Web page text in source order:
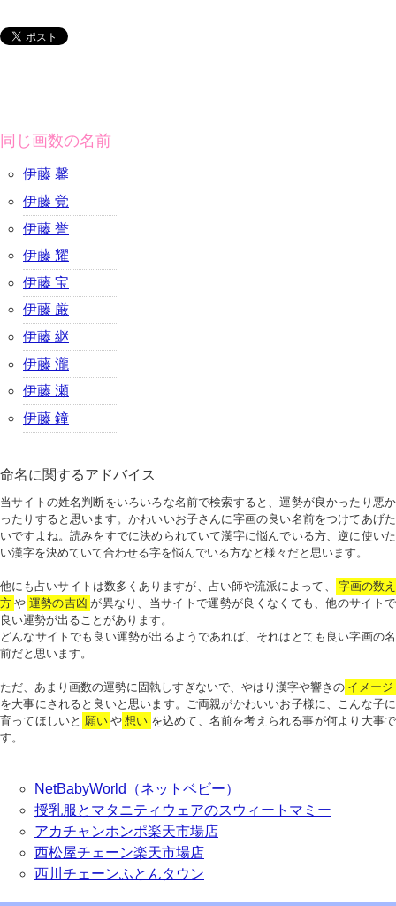
同じ画数の名前
伊藤 馨
伊藤 覚
伊藤 誉
伊藤 耀
伊藤 宝
伊藤 厳
伊藤 継
伊藤 瀧
伊藤 瀬
伊藤 鐘
命名に関するアドバイス
当サイトの姓名判断をいろいろな名前で検索すると、運勢が良かったり悪か
ったりすると思います。かわいいお子さんに字画の良い名前をつけてあげた
いですよね。読みをすでに決められていて漢字に悩んでいる方、逆に使いた
い漢字を決めていて合わせる字を悩んでいる方など様々だと思います。
他にも占いサイトは数多くありますが、占い師や流派によって、
字画の数え
方 や 運勢の吉凶 が異なり、当サイトで運勢が良くなくても、他のサイトで
良い運勢が出ることがあります。
どんなサイトでも良い運勢が出るようであれば、それはとても良い字画の名
前だと思います。
ただ、あまり画数の運勢に固執しすぎないで、やはり漢字や響きの イメージ
を大事にされると良いと思います。ご両親がかわいいお子様に、こんな子に
育ってほしいと 願い や 想い を込めて、名前を考えられる事が何より大事で
す。
NetBabyWorld（ネットベビー）
授乳服とマタニティウェアのスウィートマミー
アカチャンホンポ楽天市場店
西松屋チェーン楽天市場店
西川チェーンふとんタウン